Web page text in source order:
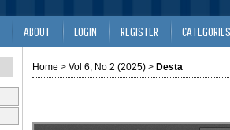
ABOUT LOGIN REGISTER CATEGORIES
Home > Vol 6, No 2 (2025) > Desta